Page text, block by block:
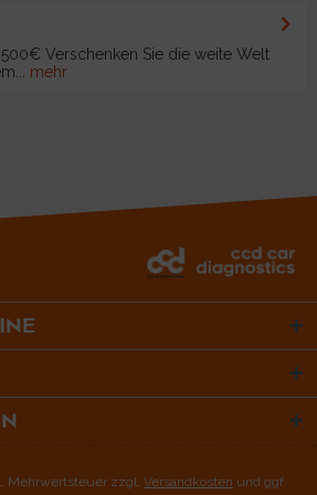
Verschenken Sie die weite Welt
mehr
Mehrwertsteuer zzgl. Versandkosten und ggf.